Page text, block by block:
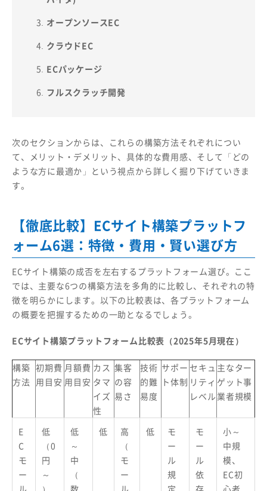
オープンソースEC
クラウドEC
ECパッケージ
フルスクラッチ開発
次のセクションからは、これらの構築方法それぞれについ
て、メリット・デメリット、具体的な費用感、そして「どの
ような方に最適か」という視点から詳しく掘り下げていきま
す。
【徹底比較】ECサイト構築プラットフ
ォーム6選：特徴・費用・賢い選び方
ECサイト構築の成否を左右するプラットフォーム選び。ここ
では、主要な6つの構築方法を多角的に比較し、それぞれの特
徴を明らかにします。以下の比較表は、各プラットフォーム
の概要を把握するための一助となるでしょう。
ECサイト構築プラットフォーム比較表（2025年5月現在）
構築
方法
初期費
用目安
月額費
用目安
カス
タマ
イズ
性
集客
の容
易さ
技術
的難
易度
サポー
ト体制
セキュ
リティ
レベル
主なター
ゲット事
業者規模
E
C
モ
ー
ル
低
（0
円
～
）
低
～
中
（
数
低
高
（
モ
ー
ル
低
モ
ー
ル
規
定
モ
ー
ル
依
存
小～
中規
模、
EC初
心者